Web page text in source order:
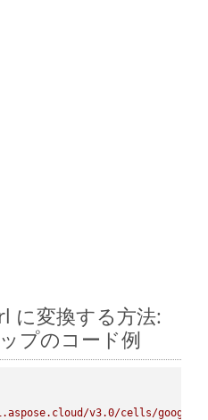
に変換する方法:
プのコード例
v3.0/cells/